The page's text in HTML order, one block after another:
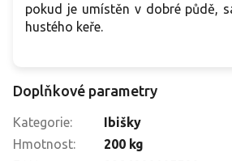
pokud je umístěn v dobré půdě,
hustého keře.
Doplňkové parametry
Kategorie:
Ibišky
Hmotnost:
200 kg